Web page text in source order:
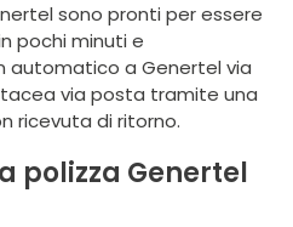
sono pronti per essere
pochi minuti e
automatico a Genertel via
via posta tramite una
ricevuta di ritorno.
polizza Genertel